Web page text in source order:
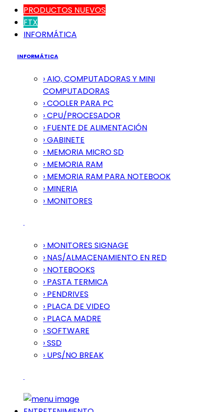
PRODUCTOS NUEVOS
FTX
INFORMÁTICA
INFORMÁTICA
› AIO, COMPUTADORAS Y MINI
COMPUTADORAS
› COOLER PARA PC
› CPU/PROCESADOR
› FUENTE DE ALIMENTACIÓN
› GABINETE
› MEMORIA MICRO SD
› MEMORIA RAM
› MEMORIA RAM PARA NOTEBOOK
› MINERIA
› MONITORES
› MONITORES SIGNAGE
› NAS/ALMACENAMIENTO EN RED
› NOTEBOOKS
› PASTA TERMICA
› PENDRIVES
› PLACA DE VIDEO
› PLACA MADRE
› SOFTWARE
› SSD
› UPS/NO BREAK